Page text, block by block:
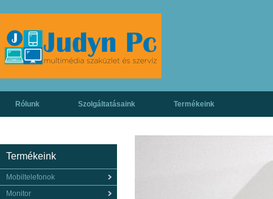
Rólunk Szolgáltatásaink Termékeink
Termékeink
Mobiltelefonok
Monitor